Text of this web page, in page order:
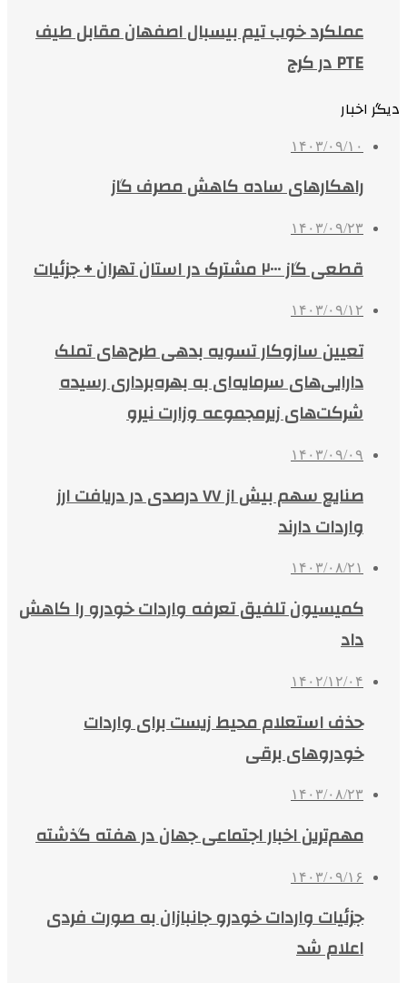
عملکرد خوب تیم بیسبال اصفهان مقابل طیف
PTE در کرج
دیگر اخبار
۱۴۰۳/۰۹/۱۰
راهکارهای ساده کاهش مصرف گاز
۱۴۰۳/۰۹/۲۳
قطعی گاز ۲۰۰۰ مشترک در استان تهران + جزئیات
۱۴۰۳/۰۹/۱۲
تعیین سازوکار تسویه بدهی طرح‌های تملک
دارایی‌های سرمایه‌ای به بهره‌برداری رسیده
شرکت‌های زیرمجموعه وزارت نیرو
۱۴۰۳/۰۹/۰۹
صنایع سهم بیش از ۷۷ درصدی در دریافت ارز
واردات دارند
۱۴۰۳/۰۸/۲۱
کمیسیون تلفیق تعرفه واردات خودرو را کاهش
داد
۱۴۰۲/۱۲/۰۴
حذف استعلام محیط زیست برای واردات
خودروهای برقی
۱۴۰۳/۰۸/۲۳
مهم‌ترین اخبار اجتماعی جهان در هفته گذشته
۱۴۰۳/۰۹/۱۶
جزئیات واردات خودرو جانبازان به صورت فردی
اعلام شد